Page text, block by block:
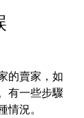
的賣家，如
有一些步驟
情況。